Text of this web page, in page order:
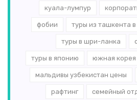
куала-лумпур
фобии туры из ташкента
туры в шри-ланка
туры в японию южная корея
мальдивы узбекистан цены
рафтинг семейный